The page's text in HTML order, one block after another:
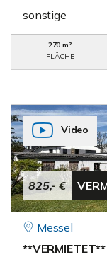
sonstige
270 m²
FLÄCHE
825,- €
Video
Messel